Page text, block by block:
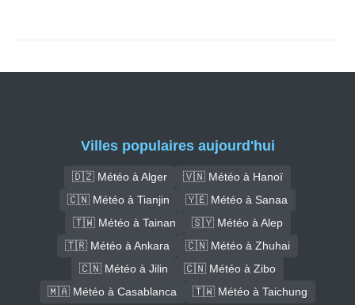
Villes populaires aujourd'hui
🇩🇿 Météo à Alger
🇻🇳 Météo à Hanoï
🇨🇳 Météo à Tianjin
🇾🇪 Météo à Sanaa
🇹🇼 Météo à Tainan
🇸🇾 Météo à Alep
🇹🇷 Météo à Ankara
🇨🇳 Météo à Zhuhai
🇨🇳 Météo à Jilin
🇨🇳 Météo à Zibo
🇲🇦 Météo à Casablanca
🇹🇼 Météo à Taichung